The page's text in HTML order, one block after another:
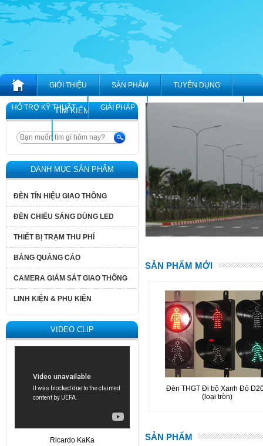
GIỚI THIỆU SẢN PHẨM TUYỂN DỤNG
HỖ TRỢ KỸ THUẬT GIẢI PHÁP
TIN TỨC LIÊN HỆ
TÌM KIẾM
DANH MỤC SẢN PHẨM
ĐÈN TÍN HIỆU GIAO THÔNG
ĐÈN CHIẾU SÁNG DÙNG LED
THIẾT BỊ TRẠM THU PHÍ
BẢNG QUẢNG CÁO
CAMERA GIÁM SÁT GIAO THÔNG
LINH KIỆN & PHỤ KIỆN
VIDEO CLIP
Ricardo KaKa
SẢN PHẨM MỚI
Đèn THGT Đi bộ Xanh Đỏ
(loại tròn)
SẢN PHẨM